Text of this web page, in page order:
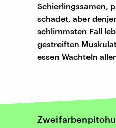
Schierlingssamen,
schadet, aber
schlimmsten Fall
gestreiften
essen Wachteln